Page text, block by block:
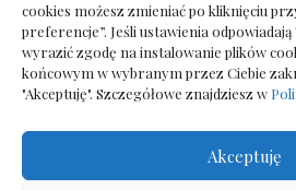
cookies możesz zmieniać po kliknięciu
preferencje”. Jeśli ustawienia
wyrazić zgodę na instalowanie plików
końcowym w wybranym przez Ciebie
"Akceptuję". Szczegółowe znajdziesz w
Akceptuję